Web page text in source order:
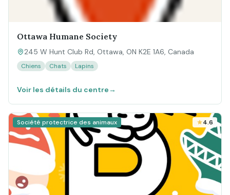
Ottawa Humane Society
245 W Hunt Club Rd, Ottawa, ON K2E 1A6, Canada
Chiens Chats Lapins
Voir les détails du centre→
Société protectrice des animaux 4.6